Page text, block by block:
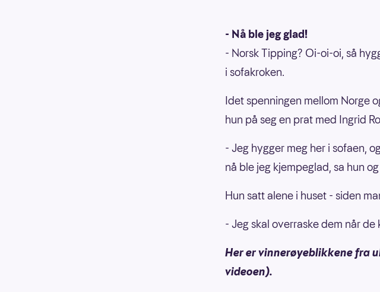
- Nå ble jeg glad!
- Norsk Tipping? Oi-oi-oi, så
i sofakroken.
Idet spenningen mellom Norge
hun på seg en prat med Ingrid
- Jeg hygger meg her i sofaen,
nå ble jeg kjempeglad, sa hun
Hun satt alene i huset - siden
- Jeg skal overraske dem når
Her er vinnerøyeblikkene fra
videoen).